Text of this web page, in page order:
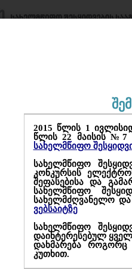
2015 წლის 1
წლის 22 მაისის №7
სახელმწიფო
სახელმწიფო
კონკურსის
შეფასებისა და
სახელმწიფო
სახელმძღვანელო
ვებსაიტზე
სახელმწიფო
დაინტერესებულ
დახმარება როგორც
კუთხით.
მცხეთის მუნიციპალიტეტი
მუხადგვერდიდან,
განათების მოწყობის
სსიპ - არასაპატიმრო
აცხადებს კონკურს
იმერეთის, რაჭა-
აცხადებს კონკურსს ავეჯის
შსს სამცხე-ჯავახეთის
არქიტექტურულ და